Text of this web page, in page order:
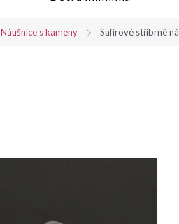
Náušnice s kameny Safírové stříbrné